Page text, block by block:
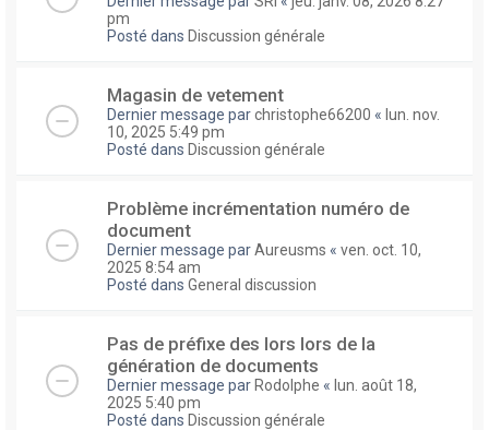
pm
Posté dans Discussion générale
Magasin de vetement
Dernier message parchristophe66200 « lun. nov.
10, 2025 5:49 pm
Posté dans Discussion générale
Problème incrémentation numéro de
document
Dernier message parAureusms « ven. oct. 10,
2025 8:54 am
Posté dans General discussion
Pas de préfixe des lors lors de la
génération de documents
Dernier message par Rodolphe « lun. août 18,
2025 5:40 pm
Posté dans Discussion générale